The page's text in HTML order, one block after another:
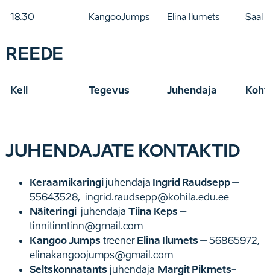
18.30 KangooJumps Elina Ilumets Saal
REEDE
Kell Tegevus Juhendaja Koht
JUHENDAJATE KONTAKTID
Keraamikaringi juhendaja Ingrid Raudsepp –
55643528, ingrid.raudsepp@kohila.edu.ee
Näiteringi juhendaja Tiina Keps –
tinnitinntinn@gmail.com
Kangoo Jumps treenerElina Ilumets –56865972,
elinakangoojumps@gmail.com
Seltskonnatants juhendaja Margit Pikmets-